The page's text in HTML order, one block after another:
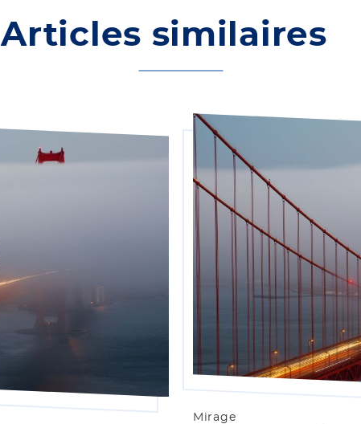
Articles similaires
Mirage